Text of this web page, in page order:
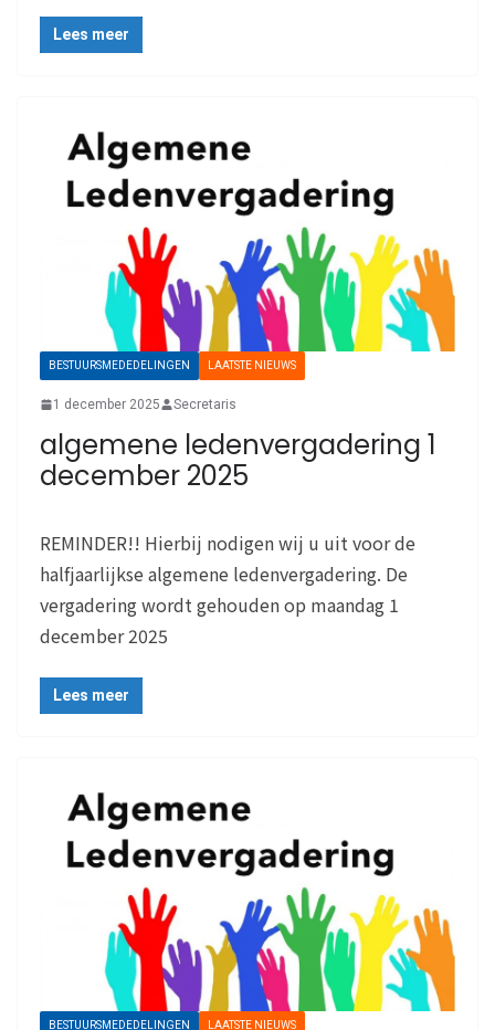
Lees meer
BESTUURSMEDEDELINGEN LAATSTE NIEUWS
1 december 2025 Secretaris
algemene ledenvergadering 1
december 2025
REMINDER!! Hierbij nodigen wij u uit voor de
halfjaarlijkse algemene ledenvergadering. De
vergadering wordt gehouden op maandag 1
december 2025
Lees meer
BESTUURSMEDEDELINGEN LAATSTE NIEUWS